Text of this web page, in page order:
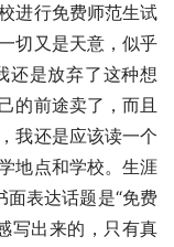
进行免费师范生试
切又是天意，似乎
还是放弃了这种想
的前途卖了，而且
我还是应该读一个
地点和学校。生涯
面表达话题是“免费
写出来的，只有真